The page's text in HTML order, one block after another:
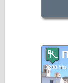
3288 hits